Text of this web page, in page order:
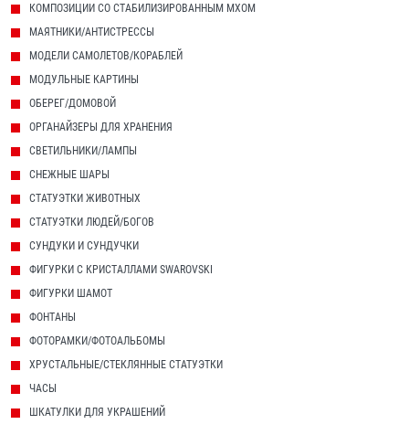
КОМПОЗИЦИИ СО СТАБИЛИЗИРОВАННЫМ МХОМ
МАЯТНИКИ/АНТИСТРЕССЫ
МОДЕЛИ САМОЛЕТОВ/КОРАБЛЕЙ
МОДУЛЬНЫЕ КАРТИНЫ
ОБЕРЕГ/ДОМОВОЙ
ОРГАНАЙЗЕРЫ ДЛЯ ХРАНЕНИЯ
СВЕТИЛЬНИКИ/ЛАМПЫ
СНЕЖНЫЕ ШАРЫ
СТАТУЭТКИ ЖИВОТНЫХ
СТАТУЭТКИ ЛЮДЕЙ/БОГОВ
СУНДУКИ И СУНДУЧКИ
ФИГУРКИ С КРИСТАЛЛАМИ SWAROVSKI
ФИГУРКИ ШАМОТ
ФОНТАНЫ
ФОТОРАМКИ/ФОТОАЛЬБОМЫ
ХРУСТАЛЬНЫЕ/СТЕКЛЯННЫЕ СТАТУЭТКИ
ЧАСЫ
ШКАТУЛКИ ДЛЯ УКРАШЕНИЙ